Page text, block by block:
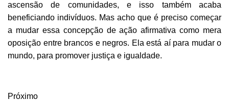
ascensão de comunidades, e isso também acaba
beneficiando indivíduos. Mas acho que é preciso começar
a mudar essa concepção de ação afirmativa como mera
oposição entre brancos e negros. Ela está aí para mudar o
mundo, para promover justiça e igualdade.
Próximo